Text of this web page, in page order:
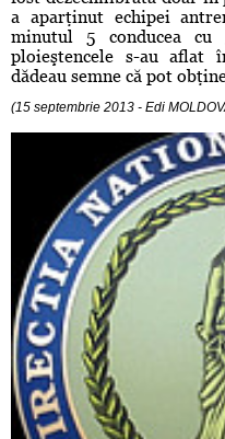
a aparţinut echipei
minutul 5 conducea
ploieştencele s-au aflat
dădeau semne că pot
(15 septembrie 2013 - Edi